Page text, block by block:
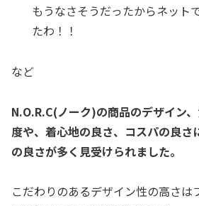
もうなさそうだったからネット
たわ！！
など
N.O.R.C(ノーク)の商品のデザイン
度や、着心地の良さ、コスパの良さ
の良さが多く見受けられました。
こだわりのあるデザイン性の高さは